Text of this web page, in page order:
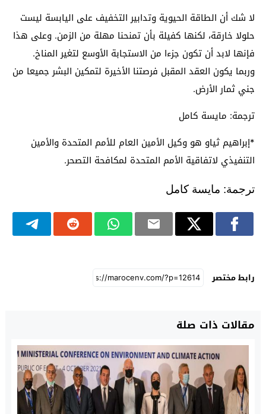
لا شك أن الطاقة الحيوية وتدابير التخفيف على اليابسة ليست
حلولا خارقة، لكنها كفيلة بأن تمنحنا مهلة من الزمن. وعلى هذا
فإنها لابد أن تكون جزءا من الاستجابة الأوسع لتغير المناخ.
وربما يكون العقد المقبل فرصتنا الأخيرة لتمكين البشر جميعا من
جني ثمار الأرض.
ترجمة: مايسة كامل
*إبراهيم ثياو هو وكيل الأمين العام للأمم المتحدة والأمين
التنفيذي لاتفاقية الأمم المتحدة لمكافحة التصحر.
ترجمة: مايسة كامل
رابط مختصر
مقالات ذات صلة